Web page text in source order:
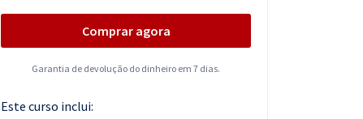
Comprar agora
Garantia de devolução do dinheiro em 7 dias.
Este curso inclui: